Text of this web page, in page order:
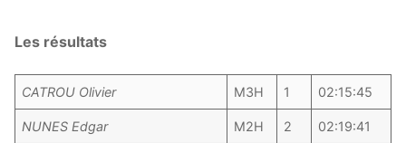
Les résultats
CATROU Olivier M3H 1 02:15:45
NUNES Edgar M2H 2 02:19:41